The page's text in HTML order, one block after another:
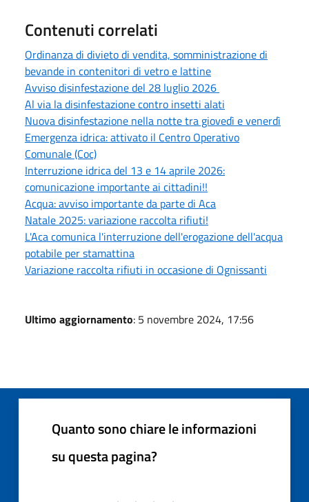
Contenuti correlati
Ordinanza di divieto di vendita, somministrazione di
bevande in contenitori di vetro e lattine
Avviso disinfestazione del 28 luglio 2026
Al via la disinfestazione contro insetti alati
Nuova disinfestazione nella notte tra giovedì e venerdì
Emergenza idrica: attivato il Centro Operativo
Comunale (Coc)
Interruzione idrica del 13 e 14 aprile 2026:
comunicazione importante ai cittadini!!
Acqua: avviso importante da parte di Aca
Natale 2025: variazione raccolta rifiuti!
L'Aca comunica l'interruzione dell'erogazione dell'acqua
potabile per stamattina
Variazione raccolta rifiuti in occasione di Ognissanti
Ultimo aggiornamento: 5 novembre 2024, 17:56
Quanto sono chiare le informazioni
su questa pagina?